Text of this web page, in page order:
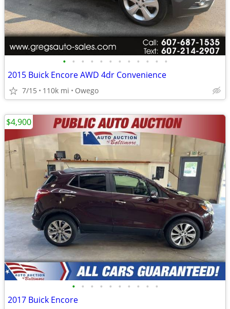
• • • • • • • • • • • •
2015 Buick Encore AWD 4dr Convenience
7/15 110k mi Owego
• • • • • • • • • •
2017 Buick Encore
$4,900